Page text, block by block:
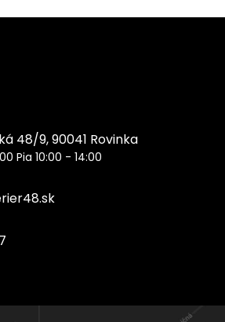
48/9, 90041 Rovinka
Pia 10:00 - 14:00